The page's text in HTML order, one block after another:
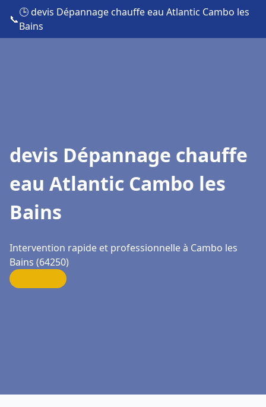
📞
🕒 devis Dépannage chauffe eau Atlantic Cambo les
Bains
devis Dépannage chauffe
eau Atlantic Cambo les
Bains
Intervention rapide et professionnelle à Cambo les
Bains (64250)